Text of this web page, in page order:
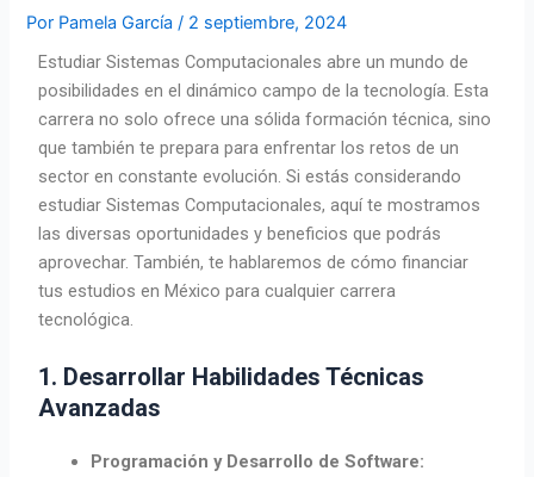
Por Pamela García/ 2 septiembre, 2024
Estudiar Sistemas Computacionales abre un mundo de
posibilidades en el dinámico campo de la tecnología. Esta
carrera no solo ofrece una sólida formación técnica, sino
que también te prepara para enfrentar los retos de un
sector en constante evolución. Si estás considerando
estudiar Sistemas Computacionales, aquí te mostramos
las diversas oportunidades y beneficios que podrás
aprovechar. También, te hablaremos de cómo financiar
tus estudios en México para cualquier carrera
tecnológica.
1. Desarrollar Habilidades Técnicas
Avanzadas
Programación y Desarrollo de Software: